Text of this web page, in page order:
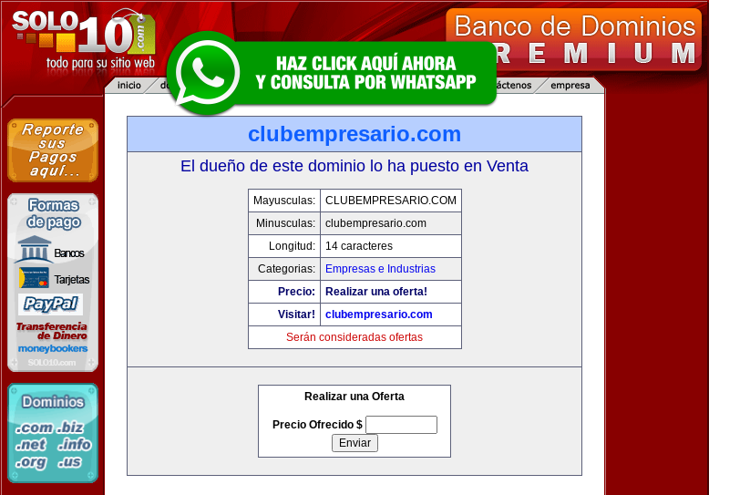
clubempresario.com
El dueño de este dominio lo ha puesto en Venta
Mayusculas:
CLUBEMPRESARIO.COM
Minusculas:
clubempresario.com
Longitud:
14 caracteres
Categorias:
Empresas e Industrias
Precio:
Realizar una oferta!
Visitar!
clubempresario.com
Serán consideradas ofertas
Realizar una Oferta
Precio Ofrecido $